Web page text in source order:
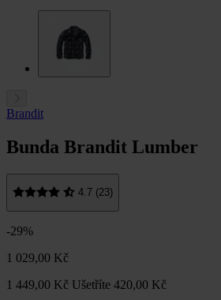
Brandit
Bunda Brandit Lumber
4.7 (23)
-29%
1 029,00 Kč
1 449,00 Kč Ušetříte 420,00 Kč